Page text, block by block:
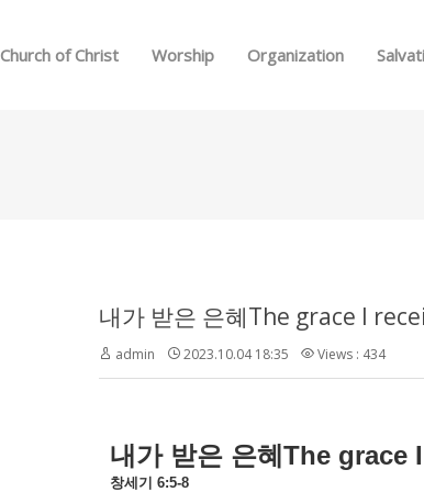
Church of Christ Worship Organization
내가 받은 은혜The grace I
admin 2023.10.04 18:35 Views : 434
내가 받은 은혜 The grace
창세기 6:5-8